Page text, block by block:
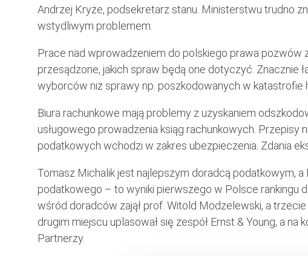
Andrzej Kryże, podsekretarz stanu. Ministerstwu trudno
wstydliwym problemem.
Prace nad wprowadzeniem do polskiego prawa pozwów
przesądzone, jakich spraw będą one dotyczyć. Znacznie
wyborców niż sprawy np. poszkodowanych w katastrofie
Biura rachunkowe mają problemy z uzyskaniem
usługowego prowadzenia ksiąg rachunkowych. Przepisy
podatkowych wchodzi w zakres ubezpieczenia. Zdania
Tomasz Michalik jest najlepszym doradcą podatkowym,
podatkowego – to wyniki pierwszego w Polsce rankingu
wśród doradców zajął prof. Witold Modzelewski, a
drugim miejscu uplasował się zespół Ernst & Young, a na
Partnerzy.